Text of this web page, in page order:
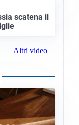
scatena il
Altri video